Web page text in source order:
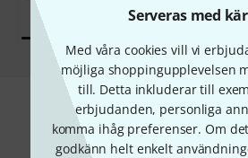
Serveras med
Med våra cookies vill vi
möjliga shoppingupplevelsen
till. Detta inkluderar till
erbjudanden, personliga
komma ihåg preferenser. Om
godkänn helt enkelt
Hitta Komplett